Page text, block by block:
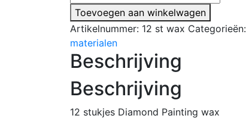
stuks
Diamond
Painting
wax
aantal
Toevoegen aan winkelwagen
Artikelnummer: 12 st wax Categorieën:
materialen
Beschrijving
Beschrijving
12 stukjes Diamond Painting wax